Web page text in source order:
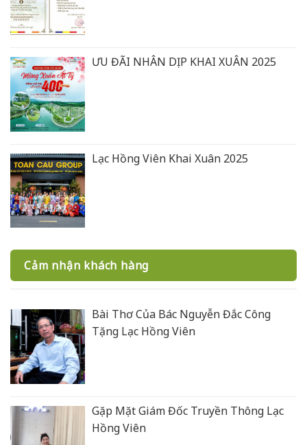
ƯU ĐÃI NHÂN DỊP KHAI XUÂN 2025
Lạc Hồng Viên Khai Xuân 2025
Cảm nhận khách hàng
Bài Thơ Của Bác Nguyễn Đắc Công
Tặng Lạc Hồng Viên
Gặp Mặt Giám Đốc Truyền Thông Lạc
Hồng Viên